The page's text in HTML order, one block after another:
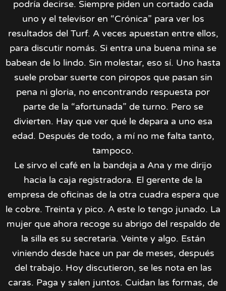
podría decirse. Siempre piden un cortado cada
uno y el televisor en “Crónica” para ver los
resultados del Turf. A veces apuestan entre ellos,
para discutir nomás. Si entra una buena mina se
babean de lo lindo. Sin molestar, eso sí. Uno hasta
suele probar suerte con piropos que pasan sin
pena ni gloria, no encontrando respuesta por
parte de la “afortunada” de turno. Pero se
divierten. Hay que ver qué le depara a uno esa
edad. Después de todo, a mí no me falta tanto,
tampoco.
Le sirvo el café en la bandeja a Ana y me dirijo
hacia la caja registradora. El gerente de la
empresa de oficinas de la otra cuadra espera que
le cobre. Treinta y pico. A este lo tengo junado. La
mujer que ahora recoge su abrigo del respaldo de
la silla es su secretaria. Veinte y algo. Están
viniendo desde hace un par de meses, después
del trabajo. Hoy discutieron, se les nota en las
caras. Paga y salen juntos. Cuidan las formas, de